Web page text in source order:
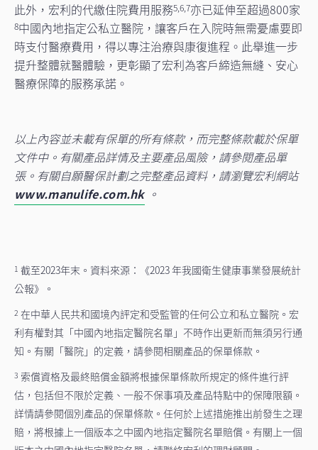
此外，宏利的代繳住院費用服務5,6,7亦已延伸至超過800家
8中國內地指定公私立醫院，讓客戶在入院時無需憂慮要即
時支付醫療費用，得以專注治療與康復進程。此舉進一步
提升整體就醫體驗，更彰顯了宏利為客戶締造無縫、安心
醫療保障的服務承諾。
以上內容並未載有保單的所有條款，而完整條款載於保單
文件中。有關產品詳情及主要產品風險，請參閱產品單
張。有關自願醫保計劃之完整產品資料，請瀏覽宏利網站
www.manulife.com.hk。
1 截至2023年末。資料來源：《2023 年我國衛生健康事業發展統計
公報》。
2 在中華人民共和國境內評定和受監管的任何公立和私立醫院。宏
利有權對其「中國內地指定醫院名單」不時作出更新而無須另行通
知。有關「醫院」的定義，請參閱相關產品的保單條款。
3 索償資格及最終賠償金額將根據保單條款所規定的條件進行評
估，包括但不限於定義、一般不保事項及產品特點中的保障限額。
詳情請參閱個別產品的保單條款。任何於上述措施推出前發生之理
賠，將根據上一個版本之中國內地指定醫院名單賠償。有關上一個